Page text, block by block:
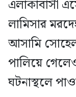
এলাকাবাসী
লামিসার
আসামি সোহেল
পালিয়ে গেলেও
ঘটনাস্থলে